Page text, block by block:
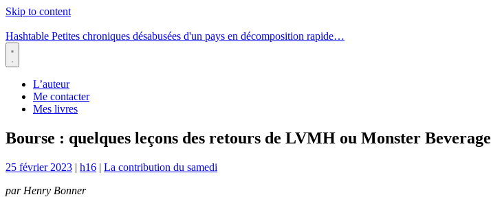
Skip to content
Hashtable Petites chroniques désabusées d'un pays en décomposition rapide…
Menu
L’auteur
Me contacter
Mes livres
Bourse : quelques leçons des retours de LVMH ou Monster Beverage
25 février 2023 | h16 | La contribution du samedi
par Henry Bonner